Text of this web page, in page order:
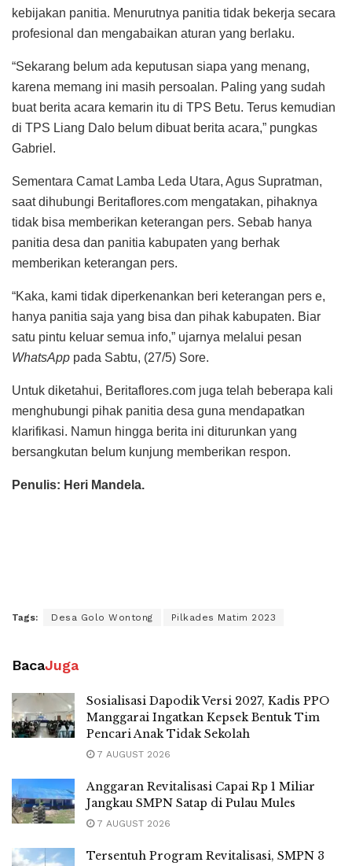
kebijakan panitia. Menurutnya panitia tidak bekerja secara
profesional dan mengabaikan aturan yang berlaku.
“Sekarang belum ada keputusan siapa yang menang,
karena memang ini masih persoalan. Paling yang sudah
buat berita acara kemarin itu di TPS Betu. Terus kemudian
di TPS Liang Dalo belum dibuat berita acara,” pungkas
Gabriel.
Sementara Camat Lamba Leda Utara, Agus Supratman,
saat dihubungi Beritaflores.com mengatakan, pihaknya
tidak bisa memberikan keterangan pers. Sebab hanya
panitia desa dan panitia kabupaten yang berhak
memberikan keterangan pers.
“Kaka, kami tidak diperkenankan beri keterangan pers e,
hanya panitia saja yang bisa dan pihak kabupaten. Biar
satu pintu keluar semua info,” ujarnya melalui pesan
WhatsApp pada Sabtu, (27/5) Sore.
Untuk diketahui, Beritaflores.com juga telah beberapa kali
menghubungi pihak panitia desa guna mendapatkan
klarifikasi. Namun hingga berita ini diturunkan yang
bersangkutan belum kunjung memberikan respon.
Penulis: Heri Mandela.
Tags: Desa Golo Wontong Pilkades Matim 2023
BacaJuga
Sosialisasi Dapodik Versi 2027, Kadis PPO
Manggarai Ingatkan Kepsek Bentuk Tim
Pencari Anak Tidak Sekolah
7 AUGUST 2026
Anggaran Revitalisasi Capai Rp 1 Miliar
Jangkau SMPN Satap di Pulau Mules
7 AUGUST 2026
Tersentuh Program Revitalisasi, SMPN 3